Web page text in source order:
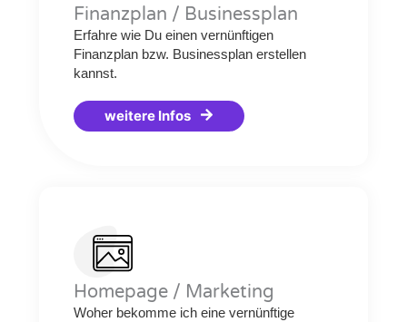
Finanzplan / Businessplan
Erfahre wie Du einen vernünftigen
Finanzplan bzw. Businessplan erstellen
kannst.
weitere Infos
Homepage / Marketing
Woher bekomme ich eine vernünftige